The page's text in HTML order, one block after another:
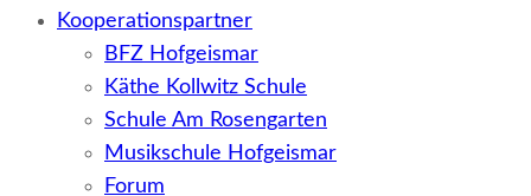
Kooperationspartner
BFZ Hofgeismar
Käthe Kollwitz Schule
Schule Am Rosengarten
Musikschule Hofgeismar
Forum